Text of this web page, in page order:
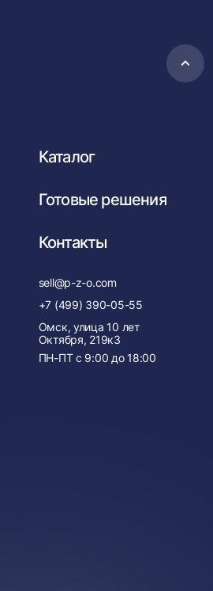
в
Каталог
Готовые решения
Контакты
sell@p-z-o.com
+7 (499) 390-05-55
Омск, улица 10 лет
Октября, 219к3
ПН-ПТ с 9:00 до 18:00